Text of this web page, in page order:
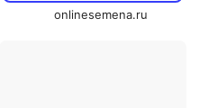
onlinesemena.ru